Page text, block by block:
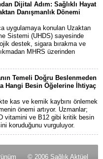
Dijital Adım: Sağlıklı Hayat
Danışmanlık Dönemi
uygulamaya konulan Uzaktan
Sistemi (UHDS) sayesinde
destek, sigara bırakma ve
MHRS üzerinden
Temeli Doğru Beslenmeden
Hangi Besin Öğelerine İhtiyaç
kas ve kemik kaybını önlemek
önemi artıyor. Uzmanlar;
vitamini ve B12 gibi kritik besin
koruduğunu vurguluyor.
© 2006 Sağlık Aktüel